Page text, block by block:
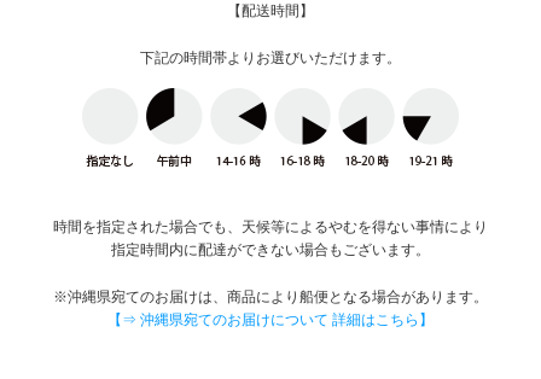
【配送時間】
下記の時間帯よりお選びいただけます。
時間を指定された場合でも、天候等によるやむを得ない事情により
指定時間内に配達ができない場合もございます。
※沖縄県宛てのお届けは、商品により船便となる場合があります。
【⇒ 沖縄県宛てのお届けについて 詳細はこちら】